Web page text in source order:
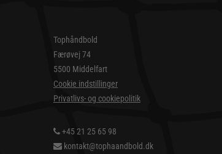
Tophåndbold
Færøvej 74
5500 Middelfart
Cookie indstillinger
Privatlivs- og cookiepolitik
+45 21 25 65 98
kontakt@tophaandbold.dk